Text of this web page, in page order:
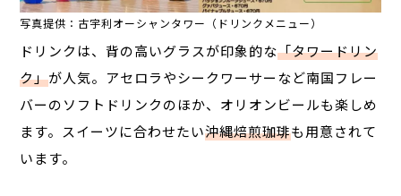
写真提供：古宇利オーシャンタワー（ドリンクメニュー）
ドリンクは、背の高いグラスが印象的な「タワードリン
ク」が人気。アセロラやシークワーサーなど南国フレー
バーのソフトドリンクのほか、オリオンビールも楽しめ
ます。スイーツに合わせたい沖縄焙煎珈琲も用意されて
います。